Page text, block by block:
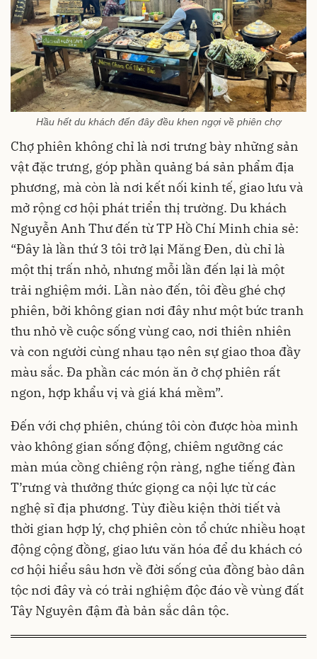
Hầu hết du khách đến đây đều khen ngợi về phiên chợ
Chợ phiên không chỉ là nơi trưng bày những sản
vật đặc trưng, góp phần quảng bá sản phẩm địa
phương, mà còn là nơi kết nối kinh tế, giao lưu và
mở rộng cơ hội phát triển thị trường. Du khách
Nguyễn Anh Thư đến từ TP Hồ Chí Minh chia sẻ:
“Đây là lần thứ 3 tôi trở lại Măng Đen, dù chỉ là
một thị trấn nhỏ, nhưng mỗi lần đến lại là một
trải nghiệm mới. Lần nào đến, tôi đều ghé chợ
phiên, bởi không gian nơi đây như một bức tranh
thu nhỏ về cuộc sống vùng cao, nơi thiên nhiên
và con người cùng nhau tạo nên sự giao thoa đầy
màu sắc. Đa phần các món ăn ở chợ phiên rất
ngon, hợp khẩu vị và giá khá mềm”.
Đến với chợ phiên, chúng tôi còn được hòa mình
vào không gian sống động, chiêm ngưỡng các
màn múa cồng chiêng rộn ràng, nghe tiếng đàn
T’rưng và thưởng thức giọng ca nội lực từ các
nghệ sĩ địa phương. Tùy điều kiện thời tiết và
thời gian hợp lý, chợ phiên còn tổ chức nhiều hoạt
động cộng đồng, giao lưu văn hóa để du khách có
cơ hội hiểu sâu hơn về đời sống của đồng bào dân
tộc nơi đây và có trải nghiệm độc đáo về vùng đất
Tây Nguyên đậm đà bản sắc dân tộc.